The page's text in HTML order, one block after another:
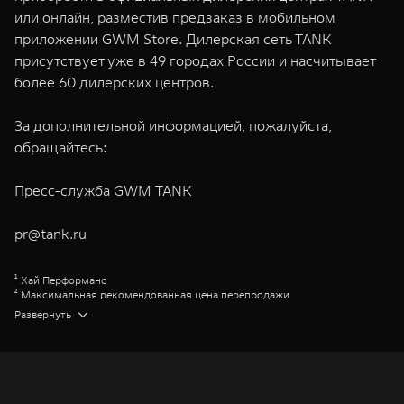
или онлайн, разместив предзаказ в мобильном
приложении GWM Store. Дилерская сеть TANK
присутствует уже в 49 городах России и насчитывает
более 60 дилерских центров.
За дополнительной информацией, пожалуйста,
обращайтесь:
Пресс-служба GWM TANK
pr@tank.ru
¹ Хай Перформанс
² Максимальная рекомендованная цена перепродажи
³ Торк-он-Диманд
⁴ ГВМ Коннекшн
Развернуть